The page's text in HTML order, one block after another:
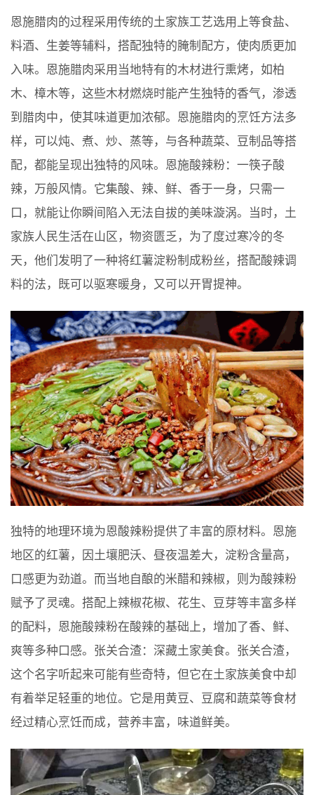
恩施腊肉的过程采用传统的土家族工艺选用上等食盐、
料酒、生姜等辅料，搭配独特的腌制配方，使肉质更加
入味。恩施腊肉采用当地特有的木材进行熏烤，如柏
木、樟木等，这些木材燃烧时能产生独特的香气，渗透
到腊肉中，使其味道更加浓郁。恩施腊肉的烹饪方法多
样，可以炖、煮、炒、蒸等，与各种蔬菜、豆制品等搭
配，都能呈现出独特的风味。恩施酸辣粉：一筷子酸
辣，万般风情。它集酸、辣、鲜、香于一身，只需一
口，就能让你瞬间陷入无法自拔的美味漩涡。当时，土
家族人民生活在山区，物资匮乏，为了度过寒冷的冬
天，他们发明了一种将红薯淀粉制成粉丝，搭配酸辣调
料的法，既可以驱寒暖身，又可以开胃提神。
独特的地理环境为恩酸辣粉提供了丰富的原材料。恩施
地区的红薯，因土壤肥沃、昼夜温差大，淀粉含量高，
口感更为劲道。而当地自酿的米醋和辣椒，则为酸辣粉
赋予了灵魂。搭配上辣椒花椒、花生、豆芽等丰富多样
的配料，恩施酸辣粉在酸辣的基础上，增加了香、鲜、
爽等多种口感。张关合渣：深藏土家美食。张关合渣，
这个名字听起来可能有些奇特，但它在土家族美食中却
有着举足轻重的地位。它是用黄豆、豆腐和蔬菜等食材
经过精心烹饪而成，营养丰富，味道鲜美。